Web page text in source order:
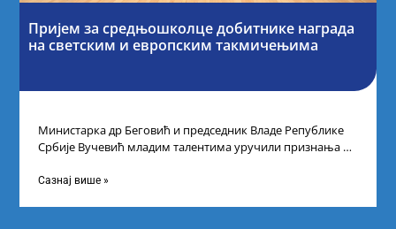
Пријем за средњошколце добитнике награда
на светским и европским такмичењима
Министарка др Беговић и председник Владе Републике
Србије Вучевић младим талентима уручили признања У
Сазнај више »